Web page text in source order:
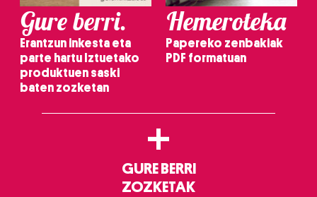
Gure berri.
Erantzun inkesta eta
parte hartu Iztuetako
produktuen saski
baten zozketan
Hemeroteka
Papereko zenbakiak
PDF formatuan
+
GURE BERRI
ZOZKETAK